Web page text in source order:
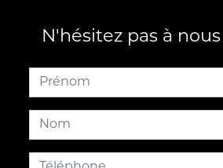
N'hésitez pas à